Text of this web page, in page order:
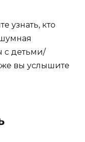
узнать, кто
с детьми/
вы услышите